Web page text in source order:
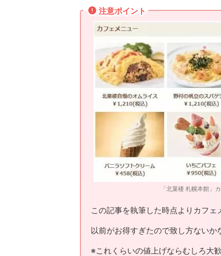
注意ポイント
「北菓楼 札幌本館」
この記事を執筆した時点よりカフ
以前がお得すぎたので致し方ない
※これくらいの値上げならむしろ大